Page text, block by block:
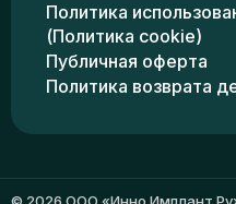
Политика
(Политика cookie)
Публичная оферта
Политика возврата